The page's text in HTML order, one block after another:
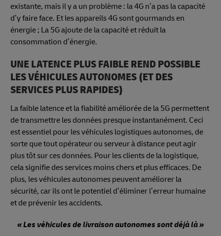
existante, mais il y a un problème : la 4G n’a pas la capacité
d’y faire face. Et les appareils 4G sont gourmands en
énergie ; La 5G ajoute de la capacité et réduit la
consommation d’énergie.
UNE LATENCE PLUS FAIBLE REND POSSIBLE
LES VÉHICULES AUTONOMES (ET DES
SERVICES PLUS RAPIDES)
La faible latence et la fiabilité améliorée de la 5G permettent
de transmettre les données presque instantanément. Ceci
est essentiel pour les véhicules logistiques autonomes, de
sorte que tout opérateur ou serveur à distance peut agir
plus tôt sur ces données. Pour les clients de la logistique,
cela signifie des services moins chers et plus efficaces. De
plus, les véhicules autonomes peuvent améliorer la
sécurité, car ils ont le potentiel d’éliminer l’erreur humaine
et de prévenir les accidents.
« Les véhicules de livraison autonomes sont déjà là »